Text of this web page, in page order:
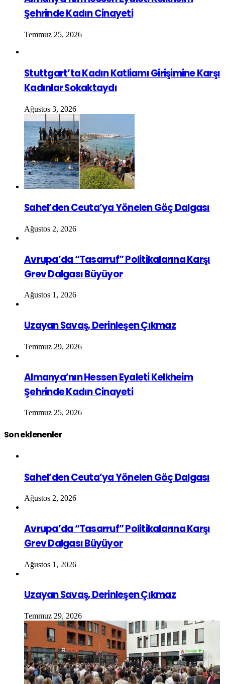
Şehrinde Kadın Cinayeti
Temmuz 25, 2026
Stuttgart’ta Kadın Katliamı Girişimine Karşı
Kadınlar Sokaktaydı
Ağustos 3, 2026
Sahel’den Ceuta’ya Yönelen Göç Dalgası
Ağustos 2, 2026
Avrupa’da “Tasarruf” Politikalarına Karşı
Grev Dalgası Büyüyor
Ağustos 1, 2026
Uzayan Savaş, Derinleşen Çıkmaz
Temmuz 29, 2026
Almanya’nın Hessen Eyaleti Kelkheim
Şehrinde Kadın Cinayeti
Temmuz 25, 2026
Son eklenenler
Sahel’den Ceuta’ya Yönelen Göç Dalgası
Ağustos 2, 2026
Avrupa’da “Tasarruf” Politikalarına Karşı
Grev Dalgası Büyüyor
Ağustos 1, 2026
Uzayan Savaş, Derinleşen Çıkmaz
Temmuz 29, 2026